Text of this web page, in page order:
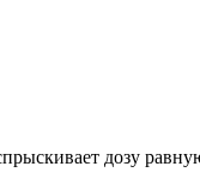
дозу